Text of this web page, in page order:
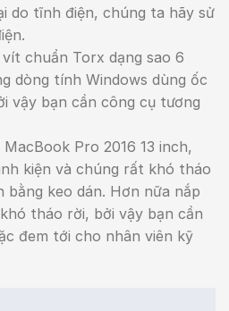
do tĩnh điện, chúng ta hãy sử
chuẩn Torx dạng sao 6
dòng tính Windows dùng ốc
vậy bạn cần công cụ tương
Pro 2016 13 inch,
kiện và chúng rất khó tháo
bằng keo dán. Hơn nữa nắp
tháo rời, bởi vậy bạn cần
đem tới cho nhân viên kỹ